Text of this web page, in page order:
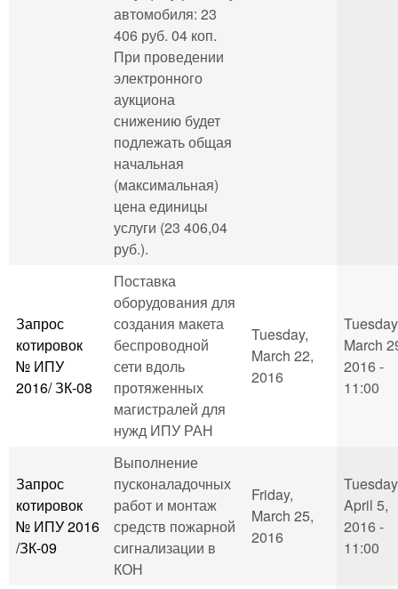
автомобиля: 23
406 руб. 04 коп.
При проведении
электронного
аукциона
снижению будет
подлежать общая
начальная
(максимальная)
цена единицы
услуги (23 406,04
руб.).
Запрос
котировок
№ ИПУ
2016/ ЗК-08
Поставка
оборудования для
создания макета
беспроводной
сети вдоль
протяженных
магистралей для
нужд ИПУ РАН
Tuesday,
March 22,
2016
March
2016 -
11:00
Запрос
котировок
№ ИПУ 2016
/ЗК-09
Выполнение
пусконаладочных
работ и монтаж
средств пожарной
сигнализации в
КОН
Friday,
March 25,
2016
April 5,
2016 -
11:00